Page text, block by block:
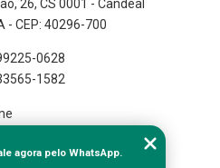
26, CS 0001 - Candeal
- CEP: 40296-700
0628
1582
agora pelo WhatsApp.